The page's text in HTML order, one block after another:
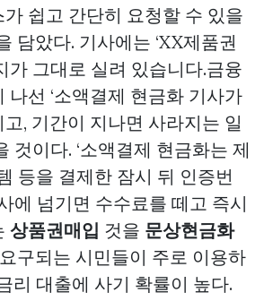
쉽고 간단히 요청할 수 있을
담았다. 기사에는 ‘XX제품권
가 그대로 실려 있습니다.금융
나선 ‘소액결제 현금화 기사가
, 기간이 지나면 사라지는 일
것이다. ‘소액결제 현금화는 제
등을 결제한 잠시 뒤 인증번
에 넘기면 수수료를 떼고 즉시
상품권매입 것을 문상현금화
구되는 시민들이 주로 이용하
리 대출에 사기 확률이 높다.